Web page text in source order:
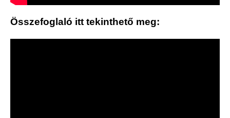
Összefoglaló itt tekinthető meg: